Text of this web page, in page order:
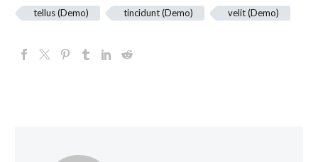
tellus (Demo) tincidunt (Demo) velit (Demo)